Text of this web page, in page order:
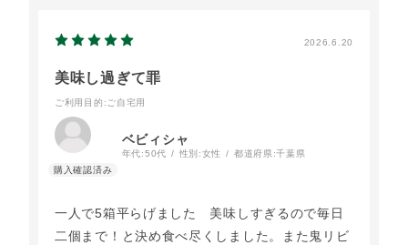
2026.6.20
美味し過ぎて罪
ご利用目的 :ご自宅用
ベビィシャ
年代:50代 性別:女性 都道府県:千葉県
一人で5箱平らげました 美味しすぎるので毎日
二個まで！と決め食べ尽くしました。また鬼リビ